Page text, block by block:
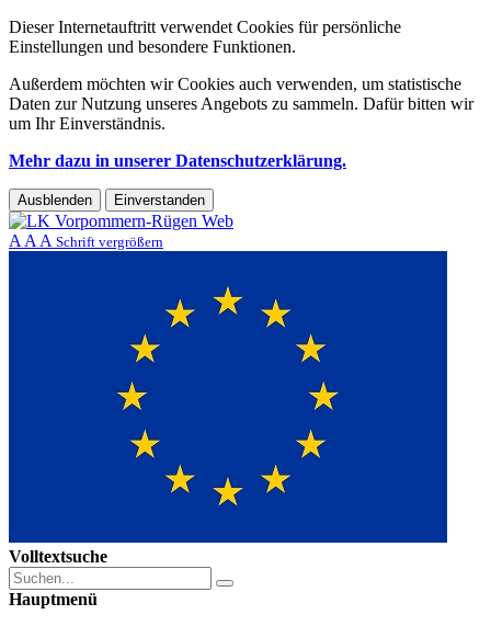
Dieser Internetauftritt verwendet Cookies für persönliche
Einstellungen und besondere Funktionen.
Außerdem möchten wir Cookies auch verwenden, um statistische
Daten zur Nutzung unseres Angebots zu sammeln. Dafür bitten wir
um Ihr Einverständnis.
Mehr dazu in unserer Datenschutzerklärung.
Ausblenden Einverstanden
A A A Schrift vergrößern
Volltextsuche
Hauptmenü